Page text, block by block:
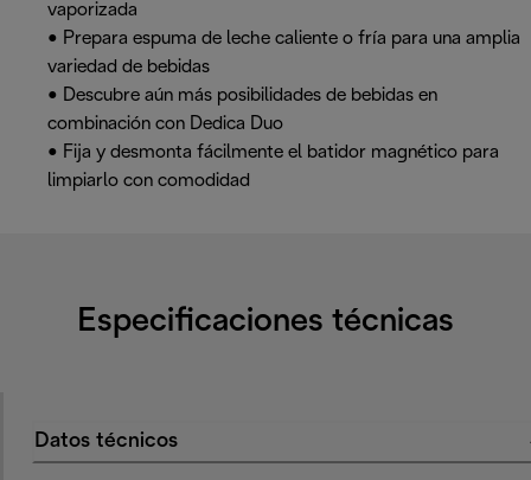
vaporizada
• Prepara espuma de leche caliente o fría para una amplia
variedad de bebidas
• Descubre aún más posibilidades de bebidas en
combinación con Dedica Duo
• Fija y desmonta fácilmente el batidor magnético para
limpiarlo con comodidad
Especificaciones técnicas
Datos técnicos